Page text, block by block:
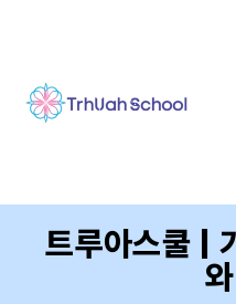
트루아스쿨 |